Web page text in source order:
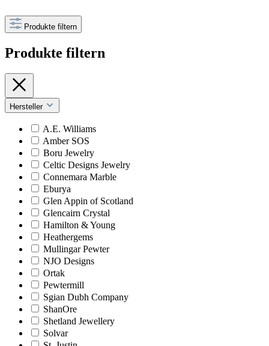
Produkte filtern
Produkte filtern
Hersteller
A.E. Williams
Amber SOS
Boru Jewelry
Celtic Designs Jewelry
Connemara Marble
Eburya
Glen Appin of Scotland
Glencairn Crystal
Hamilton & Young
Heathergems
Mullingar Pewter
NJO Designs
Ortak
Pewtermill
Sgian Dubh Company
ShanOre
Shetland Jewellery
Solvar